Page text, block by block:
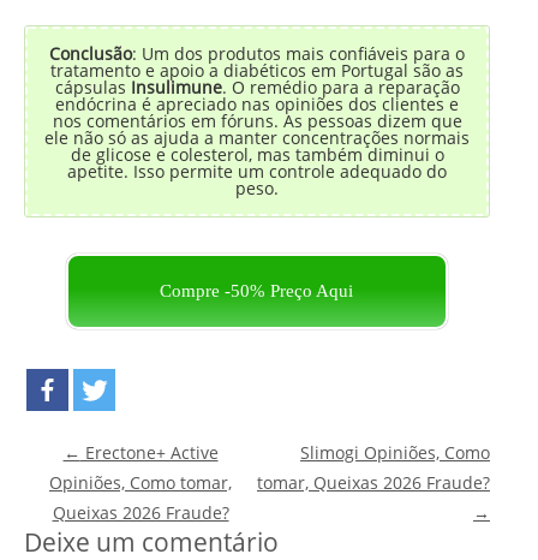
Conclusão: Um dos produtos mais confiáveis para o
tratamento e apoio a diabéticos em Portugal são as
cápsulas Insulimune. O remédio para a reparação
endócrina é apreciado nas opiniões dos clientes e
nos comentários em fóruns. As pessoas dizem que
ele não só as ajuda a manter concentrações normais
de glicose e colesterol, mas também diminui o
apetite. Isso permite um controle adequado do
peso.
Compre -50% Preço Aqui
Post navigation
← Erectone+ Active
Opiniões, Como tomar,
Queixas 2026 Fraude?
Slimogi Opiniões, Como
tomar, Queixas 2026 Fraude?
→
Deixe um comentário